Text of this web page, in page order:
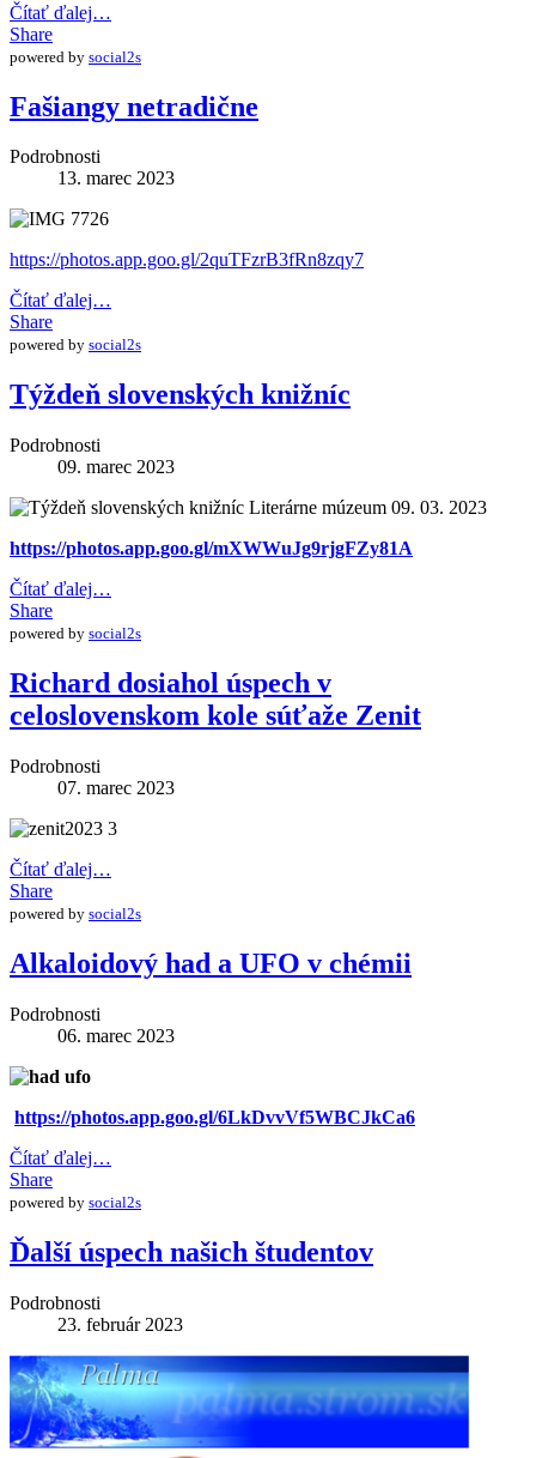
Čítať ďalej…
Share
powered by social2s
Fašiangy netradične
Podrobnosti
13. marec 2023
https://photos.app.goo.gl/2quTFzrB3fRn8zqy7
Čítať ďalej…
Share
powered by social2s
Týždeň slovenských knižníc
Podrobnosti
09. marec 2023
https://photos.app.goo.gl/mXWWuJg9rjgFZy81A
Čítať ďalej…
Share
powered by social2s
Richard dosiahol úspech v
celoslovenskom kole súťaže Zenit
Podrobnosti
07. marec 2023
Čítať ďalej…
Share
powered by social2s
Alkaloidový had a UFO v chémii
Podrobnosti
06. marec 2023
https://photos.app.goo.gl/6LkDvvVf5WBCJkCa6
Čítať ďalej…
Share
powered by social2s
Ďalší úspech našich študentov
Podrobnosti
23. február 2023